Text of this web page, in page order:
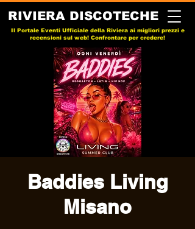
RIVIERA DISCOTECHE
Il Portale Eventi Ufficiale della Riviera ai migliori prezzi e
recensioni sul web! Confrontare per credere!
Baddies Living
Misano